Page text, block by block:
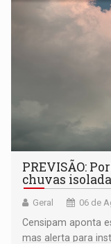
PREVISÃO:
chuvas
Geral 06 de
Censipam aponta
mas alerta para